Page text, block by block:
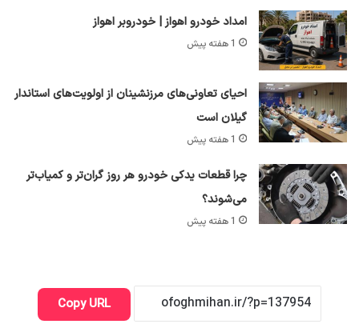
امداد خودرو اهواز | خودروبر اهواز
1 هفته پیش
احیای تعاونی‌های مرزنشینان از اولویت‌های استاندار
گیلان است
1 هفته پیش
چرا قطعات یدکی خودرو هر روز گران‌تر و کمیاب‌تر
می‌شوند؟
1 هفته پیش
Copy URL